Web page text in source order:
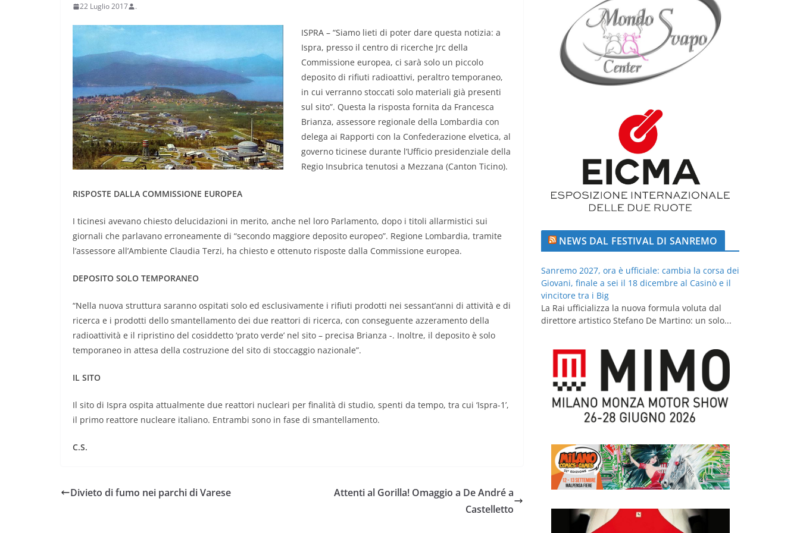
22 Luglio 2017 .
ISPRA – “Siamo lieti di poter dare questa notizia: a
Ispra, presso il centro di ricerche Jrc della
Commissione europea, ci sarà solo un piccolo
deposito di rifiuti radioattivi, peraltro temporaneo,
in cui verranno stoccati solo materiali già presenti
sul sito”. Questa la risposta fornita da Francesca
Brianza, assessore regionale della Lombardia con
delega ai Rapporti con la Confederazione elvetica, al
governo ticinese durante l’Ufficio presidenziale della
Regio Insubrica tenutosi a Mezzana (Canton Ticino).
RISPOSTE DALLA COMMISSIONE EUROPEA
I ticinesi avevano chiesto delucidazioni in merito, anche nel loro Parlamento, dopo i titoli allarmistici sui
giornali che parlavano erroneamente di “secondo maggiore deposito europeo”. Regione Lombardia, tramite
l’assessore all’Ambiente Claudia Terzi, ha chiesto e ottenuto risposte dalla Commissione europea.
DEPOSITO SOLO TEMPORANEO
“Nella nuova struttura saranno ospitati solo ed esclusivamente i rifiuti prodotti nei sessant’anni di attività e di
ricerca e i prodotti dello smantellamento dei due reattori di ricerca, con conseguente azzeramento della
radioattività e il ripristino del cosiddetto ‘prato verde’ nel sito – precisa Brianza -. Inoltre, il deposito è solo
temporaneo in attesa della costruzione del sito di stoccaggio nazionale”.
IL SITO
Il sito di Ispra ospita attualmente due reattori nucleari per finalità di studio, spenti da tempo, tra cui ‘Ispra-1’,
il primo reattore nucleare italiano. Entrambi sono in fase di smantellamento.
C.S.
Divieto di fumo nei parchi di Varese
Attenti al Gorilla! Omaggio a De André a
Castelletto
NEWS DAL FESTIVAL DI SANREMO
Sanremo 2027, ora è ufficiale: cambia la corsa dei
Giovani, finale a sei il 18 dicembre al Casinò e il
vincitore tra i Big
La Rai ufficializza la nuova formula voluta dal
direttore artistico Stefano De Martino: un solo...